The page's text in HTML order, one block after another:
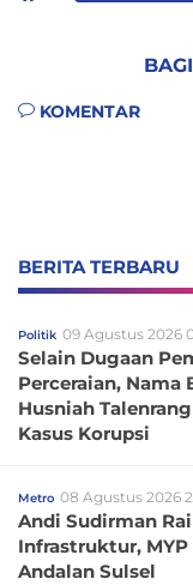
KOMENTAR
BERITA TERBARU
Politik 09 Agustus 2026
Selain Dugaan
Perceraian, Nama
Husniah
Kasus Korupsi
Metro 08 Agustus 2026
Andi Sudirman
Infrastruktur, MYP
Andalan Sulsel